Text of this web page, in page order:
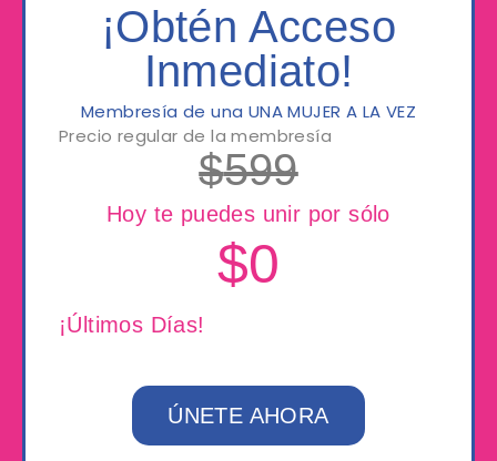
¡Obtén Acceso
Inmediato!
Membresía de una UNA MUJER A LA VEZ
Precio regular de la membresía
$599
Hoy te puedes unir por sólo
$0
¡últimos Días!
ÚNETE AHORA